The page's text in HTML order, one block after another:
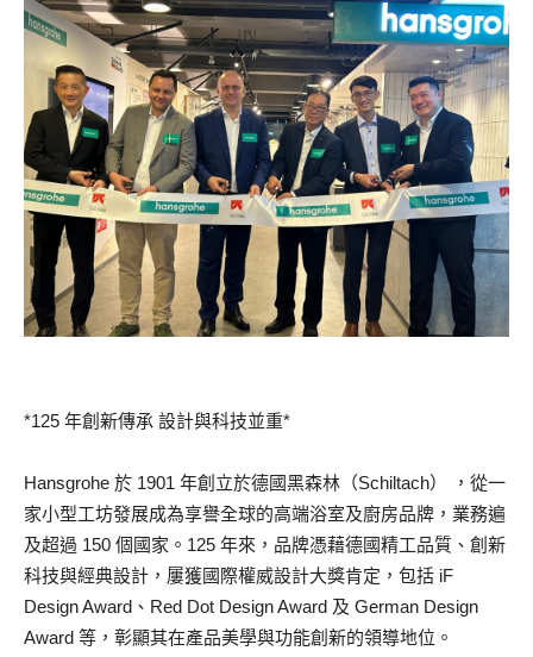
*125 年創新傳承 設計與科技並重*
Hansgrohe 於 1901 年創立於德國黑森林（Schiltach） ，從一
家小型工坊發展成為享譽全球的高端浴室及廚房品牌，業務遍
及超過 150 個國家。125 年來，品牌憑藉德國精工品質、創新
科技與經典設計，屢獲國際權威設計大獎肯定，包括 iF
Design Award、Red Dot Design Award 及 German Design
Award 等，彰顯其在產品美學與功能創新的領導地位。